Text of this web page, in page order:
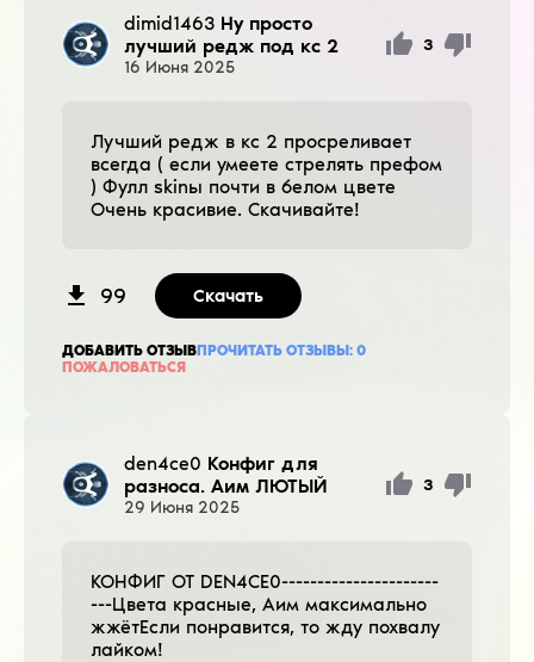
dimid1463 Ну просто
лучший редж под кс 2
16 Июня 2025
3
Лучший редж в кс 2 просреливает
всегда ( если умеете стрелять префом
) Фулл skinы почти в белом цвете
Очень красивие. Скачивайте!
99 Скачать
ДОБАВИТЬ ОТЗЫВПРОЧИТАТЬ ОТЗЫВЫ: 0
ПОЖАЛОВАТЬСЯ
den4ce0 Конфиг для
разноса. Аим ЛЮТЫЙ
29 Июня 2025
3
КОНФИГ ОТ DEN4CE0----------------------
---Цвета красные, Аим максимально
жжётЕсли понравится, то жду похвалу
лайком!